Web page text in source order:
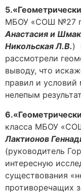
МБОУ «СОШ №27
Анастасия и
Никольская Л.В.)
рассмотрели
выводу, что
правил и
нелепым
класса МБОУ
Лактионов
(руководитель
интересную
существования
противоречащих